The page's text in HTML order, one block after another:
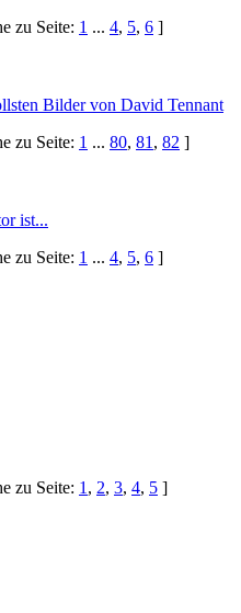
zu Seite: 1 ... 4, 5, 6 ]
Bilder von David Tennant
zu Seite: 1 ... 80, 81 , 82 ]
ist...
zu Seite: 1 ... 4, 5, 6 ]
zu Seite: 1 , 2, 3, 4, 5 ]